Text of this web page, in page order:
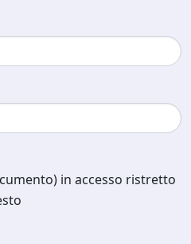
in accesso ristretto